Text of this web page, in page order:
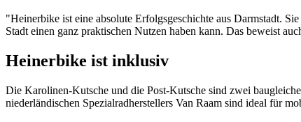
"Heinerbike ist eine absolute Erfolgsgeschichte aus Darmstadt.
Stadt einen ganz praktischen Nutzen haben kann. Das beweist
Heinerbike ist inklusiv
Die Karolinen-Kutsche und die Post-Kutsche sind zwei
niederländischen Spezialradherstellers Van Raam sind ideal für